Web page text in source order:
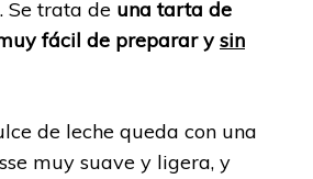
Se trata de una tarta de
fácil de preparar ysin
de leche queda con una
muy suave y ligera, y